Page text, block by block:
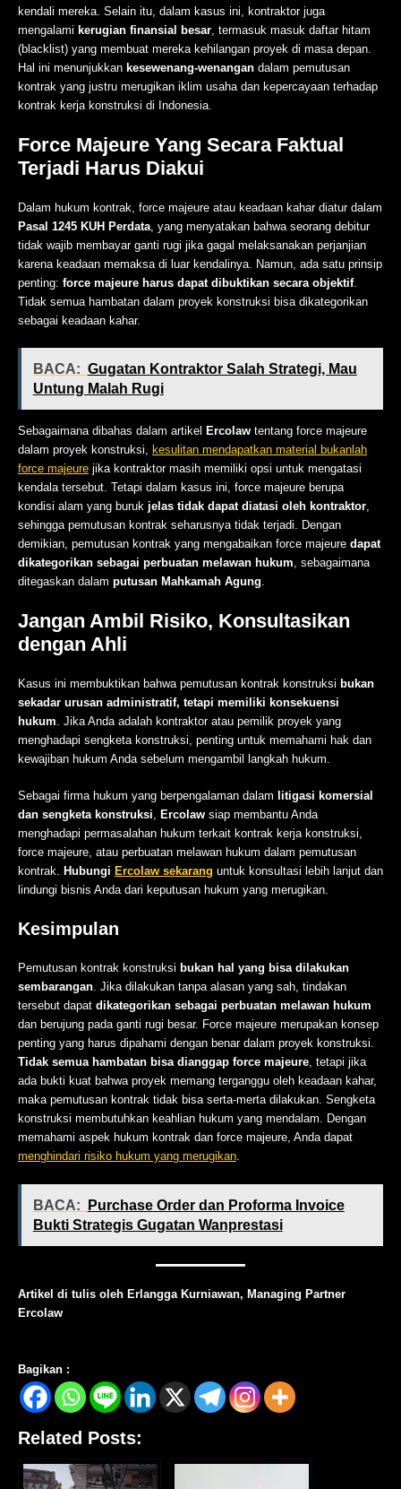
kendali mereka. Selain itu, dalam kasus ini, kontraktor juga
mengalami kerugian finansial besar, termasuk masuk daftar hitam
(blacklist) yang membuat mereka kehilangan proyek di masa depan.
Hal ini menunjukkan kesewenang-wenangan dalam pemutusan
kontrak yang justru merugikan iklim usaha dan kepercayaan terhadap
kontrak kerja konstruksi di Indonesia.
Force Majeure Yang Secara Faktual
Terjadi Harus Diakui
Dalam hukum kontrak, force majeure atau keadaan kahar diatur dalam
Pasal 1245 KUH Perdata , yang menyatakan bahwa seorang debitur
tidak wajib membayar ganti rugi jika gagal melaksanakan perjanjian
karena keadaan memaksa di luar kendalinya. Namun, ada satu prinsip
penting: force majeure harus dapat dibuktikan secara objektif.
Tidak semua hambatan dalam proyek konstruksi bisa dikategorikan
sebagai keadaan kahar.
BACA: Gugatan Kontraktor Salah Strategi, Mau
Untung Malah Rugi
Sebagaimana dibahas dalam artikel Ercolaw tentang force majeure
dalam proyek konstruksi, kesulitan mendapatkan material bukanlah
force majeure jika kontraktor masih memiliki opsi untuk mengatasi
kendala tersebut. Tetapi dalam kasus ini, force majeure berupa
kondisi alam yang buruk jelas tidak dapat diatasi oleh kontraktor,
sehingga pemutusan kontrak seharusnya tidak terjadi. Dengan
demikian, pemutusan kontrak yang mengabaikan force majeure dapat
dikategorikan sebagai perbuatan melawan hukum, sebagaimana
ditegaskan dalam putusan Mahkamah Agung.
Jangan Ambil Risiko, Konsultasikan
dengan Ahli
Kasus ini membuktikan bahwa pemutusan kontrak konstruksi bukan
sekadar urusan administratif, tetapi memiliki konsekuensi
hukum . Jika Anda adalah kontraktor atau pemilik proyek yang
menghadapi sengketa konstruksi, penting untuk memahami hak dan
kewajiban hukum Anda sebelum mengambil langkah hukum.
Sebagai firma hukum yang berpengalaman dalam litigasi komersial
dan sengketa konstruksi, Ercolaw siap membantu Anda
menghadapi permasalahan hukum terkait kontrak kerja konstruksi,
force majeure, atau perbuatan melawan hukum dalam pemutusan
kontrak. Hubungi Ercolaw sekarang untuk konsultasi lebih lanjut dan
lindungi bisnis Anda dari keputusan hukum yang merugikan.
Kesimpulan
Pemutusan kontrak konstruksi bukan hal yang bisa dilakukan
sembarangan. Jika dilakukan tanpa alasan yang sah, tindakan
tersebut dapat dikategorikan sebagai perbuatan melawan hukum
dan berujung pada ganti rugi besar. Force majeure merupakan konsep
penting yang harus dipahami dengan benar dalam proyek konstruksi.
Tidak semua hambatan bisa dianggap force majeure, tetapi jika
ada bukti kuat bahwa proyek memang terganggu oleh keadaan kahar,
maka pemutusan kontrak tidak bisa serta-merta dilakukan. Sengketa
konstruksi membutuhkan keahlian hukum yang mendalam. Dengan
memahami aspek hukum kontrak dan force majeure, Anda dapat
menghindari risiko hukum yang merugikan.
BACA:
Purchase Order dan Proforma Invoice
Bukti Strategis Gugatan Wanprestasi
Artikel di tulis oleh Erlangga Kurniawan, Managing Partner
Ercolaw
Bagikan :
Related Posts: